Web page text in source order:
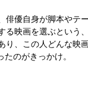
俳優自身が脚本やテ
る映画を選ぶという
り、この人どんな映
のがきっかけ。